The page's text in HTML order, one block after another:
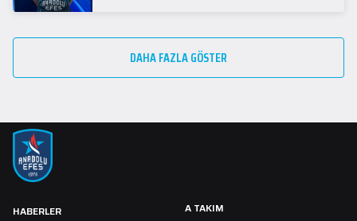
DAHA FAZLA GÖSTER
HABERLER
A TAKIM